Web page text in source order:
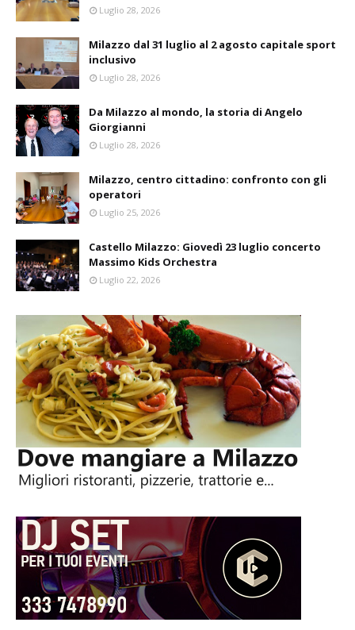
Luglio 28, 2026
Milazzo dal 31 luglio al 2 agosto capitale sport
inclusivo
Luglio 28, 2026
Da Milazzo al mondo, la storia di Angelo
Giorgianni
Luglio 28, 2026
Milazzo, centro cittadino: confronto con gli
operatori
Luglio 25, 2026
Castello Milazzo: Giovedì 23 luglio concerto
Massimo Kids Orchestra
Luglio 22, 2026